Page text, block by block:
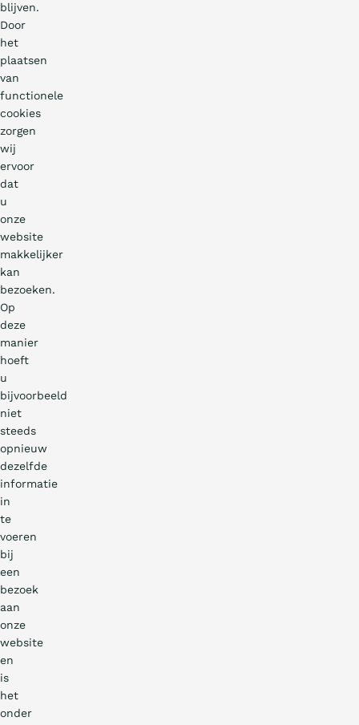
blijven.
Door
het
plaatsen
van
functionele
cookies
zorgen
wij
ervoor
dat
u
onze
website
makkelijker
kan
bezoeken.
Op
deze
manier
hoeft
u
bijvoorbeeld
niet
steeds
opnieuw
dezelfde
informatie
in
te
voeren
bij
een
bezoek
aan
onze
website
en
is
het
onder